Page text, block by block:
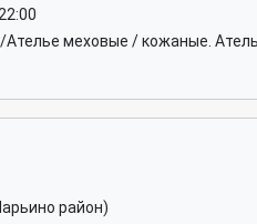
Ателье меховые / кожаные.
район)